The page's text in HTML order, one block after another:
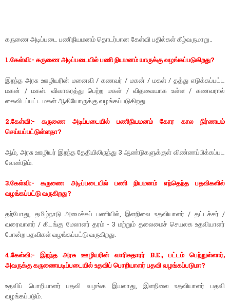
கருணை அடிப்படை பணிநியமனம் தொடர்பான கேள்வி பதில்கள் கீழ்வருமாறு..
1.கேள்வி:- கருணை அடிப்படையில் பணி நியமனம் யாருக்கு வழங்கப்படுகிறது?
இறந்த அரசு ஊழியரின் மனைவி / கணவர் / மகன் / மகள் / தத்து எடுக்கப்பட்ட
மகன் / மகள். விவாகரத்து பெற்ற மகள் / விதவையாக உள்ள / கணவரால்
கைவிடப்பட்ட மகள் ஆகியோருக்கு வழங்கப்படுகிறது.
2.கேள்வி:- கருணை அடிப்படையில் பணிநியமனம் கோர கால நிர்ணயம்
செய்யப்பட்டுள்ளதா?
ஆம், அரசு ஊழியர் இறந்த தேதியிலிருந்து 3 ஆண்டுகளுக்குள் விண்ணப்பிக்கப்பட
வேண்டும்.
3.கேள்வி:- கருணை அடிப்படையில் பணி நியமனம் எந்தெந்த பதவிகளில்
வழங்கப்பட்டு வருகிறது?
தற்போது, தமிழ்நாடு அமைச்சுப் பணியில், இளநிலை உதவியாளர் / தட்டச்சர் /
வரைவாளர் / கிடங்கு மேலாளர் தரம் - 3 மற்றும் தலைமைச் செயலக உதவியாளர்
போன்ற பதவிகள் வழங்கப்பட்டு வருகிறது.
4.கேள்வி:- இறந்த அரசு ஊழியரின் வாரிசுதாரர் B.E., பட்டம் பெற்றுள்ளார்,
அவருக்கு கருணையடிப்படையில் உதவிப் பொறியாளர் பதவி வழங்கப்படுமா?
உதவிப் பொறியாளர் பதவி வழங்க இயலாது, இளநிலை உதவியாளர் பதவி
வழங்கப்படும்.